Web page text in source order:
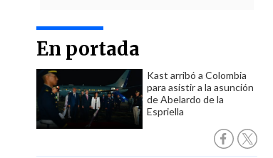
En portada
Kast arribó a Colombia
para asistir a la asunción
de Abelardo de la
Espriella